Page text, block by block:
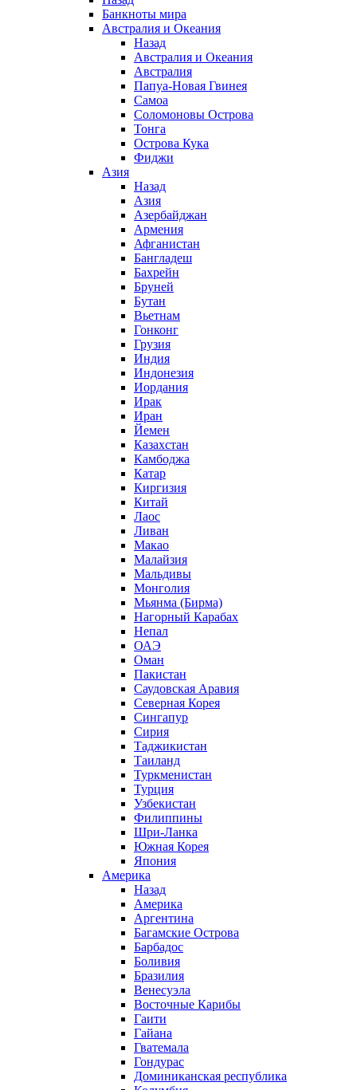
Банкноты мира
Австралия и Океания
Назад
Австралия и Океания
Австралия
Папуа-Новая Гвинея
Самоа
Соломоновы Острова
Тонга
Острова Кука
Фиджи
Азия
Назад
Азия
Азербайджан
Армения
Афганистан
Бангладеш
Бахрейн
Бруней
Бутан
Вьетнам
Гонконг
Грузия
Индия
Индонезия
Иордания
Ирак
Иран
Йемен
Казахстан
Камбоджа
Катар
Киргизия
Китай
Лаос
Ливан
Макао
Малайзия
Мальдивы
Монголия
Мьянма (Бирма)
Нагорный Карабах
Непал
ОАЭ
Оман
Пакистан
Саудовская Аравия
Северная Корея
Сингапур
Сирия
Таджикистан
Таиланд
Туркменистан
Турция
Узбекистан
Филиппины
Шри-Ланка
Южная Корея
Япония
Америка
Назад
Америка
Аргентина
Багамские Острова
Барбадос
Боливия
Бразилия
Венесуэла
Восточные Карибы
Гаити
Гайана
Гватемала
Гондурас
Доминиканская республика